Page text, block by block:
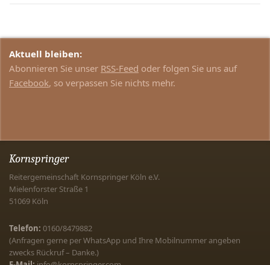
Aktuell bleiben:
Abonnieren Sie unser RSS-Feed oder folgen Sie uns auf
Facebook, so verpassen Sie nichts mehr.
Kornspringer
Reitergemeinschaft Kornspringer Köln e.V.
Mielenforster Straße 1
51069 Köln
Telefon: 0160/8479882
(Anfragen gerne per WhatsApp und Ihre Mobilnummer angeben
zwecks Rückruf – Danke.)